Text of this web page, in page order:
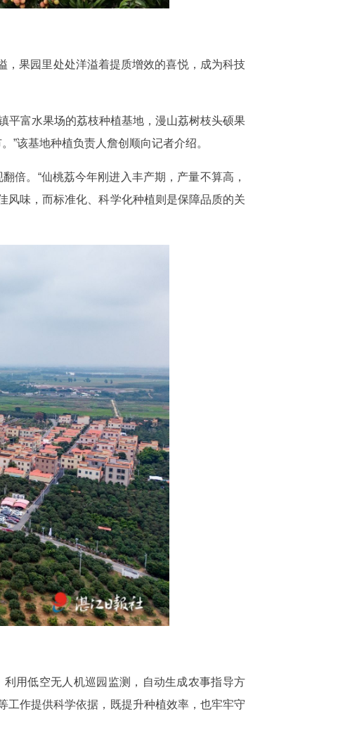
，果园里处处洋溢着提质增效的喜悦，成为科技
平富水果场的荔枝种植基地，漫山荔树枝头硕果
”该基地种植负责人詹创顺向记者介绍。
倍。“仙桃荔今年刚进入丰产期，产量不算高，
风味，而标准化、科学化种植则是保障品质的关
用低空无人机巡园监测，自动生成农事指导方
工作提供科学依据，既提升种植效率，也牢牢守